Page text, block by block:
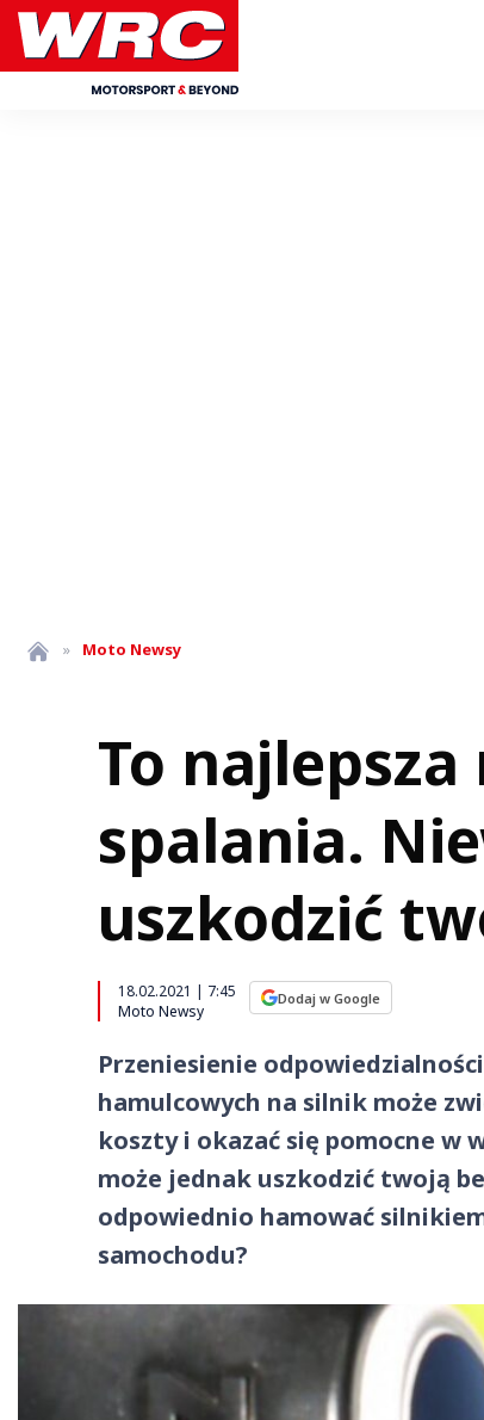
» Moto Newsy
To
spalania.
uszkodzić
18.02.2021 | 7:45
Moto Newsy
Dodaj w Google
Przeniesienie
hamulcowych na silnik może
koszty i okazać się pomocne w
może jednak uszkodzić twoją
odpowiednio hamować
samochodu?